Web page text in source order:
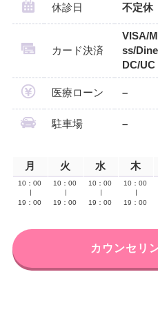
休診日 不定休
カード決済
VISA/
ss/
DC/UC
医療ローン –
駐車場 –
月 火 水 木
10：00
19：00
10：00
19：00
10：00
19：00
10：00
19：00
カウンセリ